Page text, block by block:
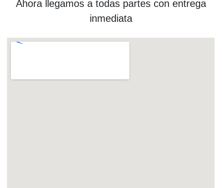
Ahora llegamos a todas partes con entrega
inmediata